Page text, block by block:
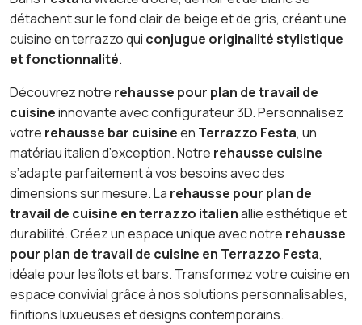
détachent sur le fond clair de beige et de gris, créant une
cuisine en terrazzo qui conjugue originalité stylistique
et fonctionnalité.
Découvrez notre rehausse pour plan de travail de
cuisineinnovante avec configurateur 3D. Personnalisez
votre rehausse bar cuisineen Terrazzo Festa, un
matériau italien d’exception. Notre rehausse cuisine
s’adapte parfaitement à vos besoins avec des
dimensions sur mesure. La rehausse pour plan de
travail de cuisine en terrazzo italienallie esthétique et
durabilité. Créez un espace unique avec notre rehausse
pour plan de travail de cuisine en Terrazzo Festa,
idéale pour les îlots et bars. Transformez votre cuisine en
espace convivial grâce à nos solutions personnalisables,
finitions luxueuses et designs contemporains.